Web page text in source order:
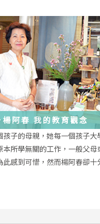
HerWay－楊阿春 我的教育觀念
孩子的母親，她每一個孩子大
本所學無關的工作，一般父母
此感到可惜，然而楊阿春卻十